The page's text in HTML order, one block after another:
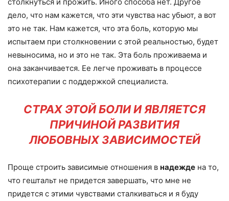
дело, что нам кажется, что эти чувства нас убьют, а вот
это не так. Нам кажется, что эта боль, которую мы
испытаем при столкновении с этой реальностью, будет
невыносима, но и это не так. Эта боль проживаема и
она заканчивается. Ее легче проживать в процессе
психотерапии с поддержкой специалиста.
СТРАХ ЭТОЙ БОЛИ И ЯВЛЯЕТСЯ
ПРИЧИНОЙ РАЗВИТИЯ
ЛЮБОВНЫХ ЗАВИСИМОСТЕЙ
Проще строить зависимые отношения в надежде на то,
что гештальт не придется завершать, что мне не
придется с этими чувствами сталкиваться и я буду